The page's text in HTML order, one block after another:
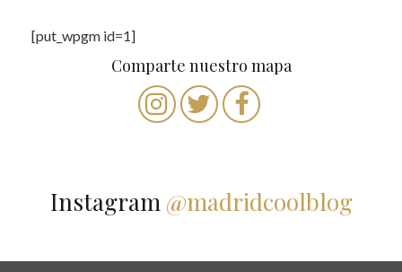
[put_wpgm id=1]
Comparte nuestro mapa
Instagram @madridcoolblog